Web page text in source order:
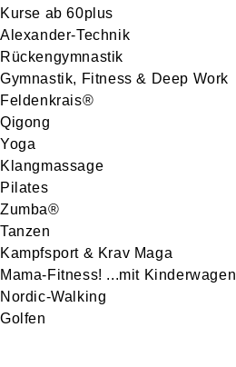
Kurse ab 60plus
Alexander-Technik
Rückengymnastik
Gymnastik, Fitness & Deep Work
Feldenkrais®
Qigong
Yoga
Klangmassage
Pilates
Zumba®
Tanzen
Kampfsport & Krav Maga
Mama-Fitness! ...mit Kinderwagen
Nordic-Walking
Golfen